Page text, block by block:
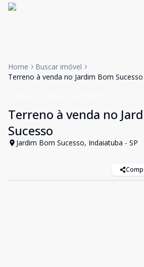
Home
Buscar imóvel
Terreno à venda no Jardim Bom Sucesso
Terreno à venda no
Sucesso
Jardim Bom Sucesso, Indaiatuba - SP